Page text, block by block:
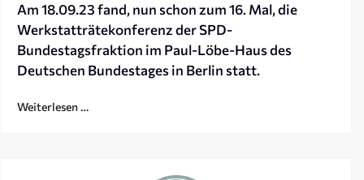
Am 18.09.23 fand, nun schon zum 16. Mal, die
Werkstatträtekonferenz der SPD-
Bundestagsfraktion im Paul-Löbe-Haus des
Deutschen Bundestages in Berlin statt.
Weiterlesen …